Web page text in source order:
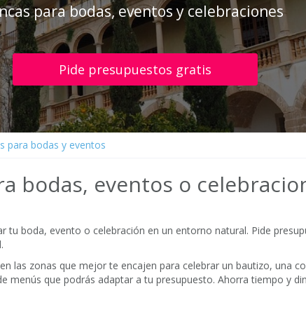
para bodas, eventos y celebraciones
Pide presupuestos gratis
para bodas y eventos
bodas, eventos o
tu boda, evento o celebración en un entorno natural. Pide
las zonas que mejor te encajen para celebrar un bautizo, una
menús que podrás adaptar a tu presupuesto. Ahorra tiempo y